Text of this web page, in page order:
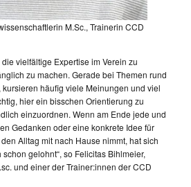
M.Sc., Trainerin CCD
vielfältige Expertise im Verein zu
zu machen. Gerade bei Themen rund
häufig viele Meinungen und viel
hier ein bisschen Orientierung zu
einzuordnen. Wenn am Ende jede und
Gedanken oder eine konkrete Idee für
Alltag mit nach Hause nimmt, hat sich
gelohnt“, so Felicitas Bihlmeier,
und einer der Trainer:innen der CCD